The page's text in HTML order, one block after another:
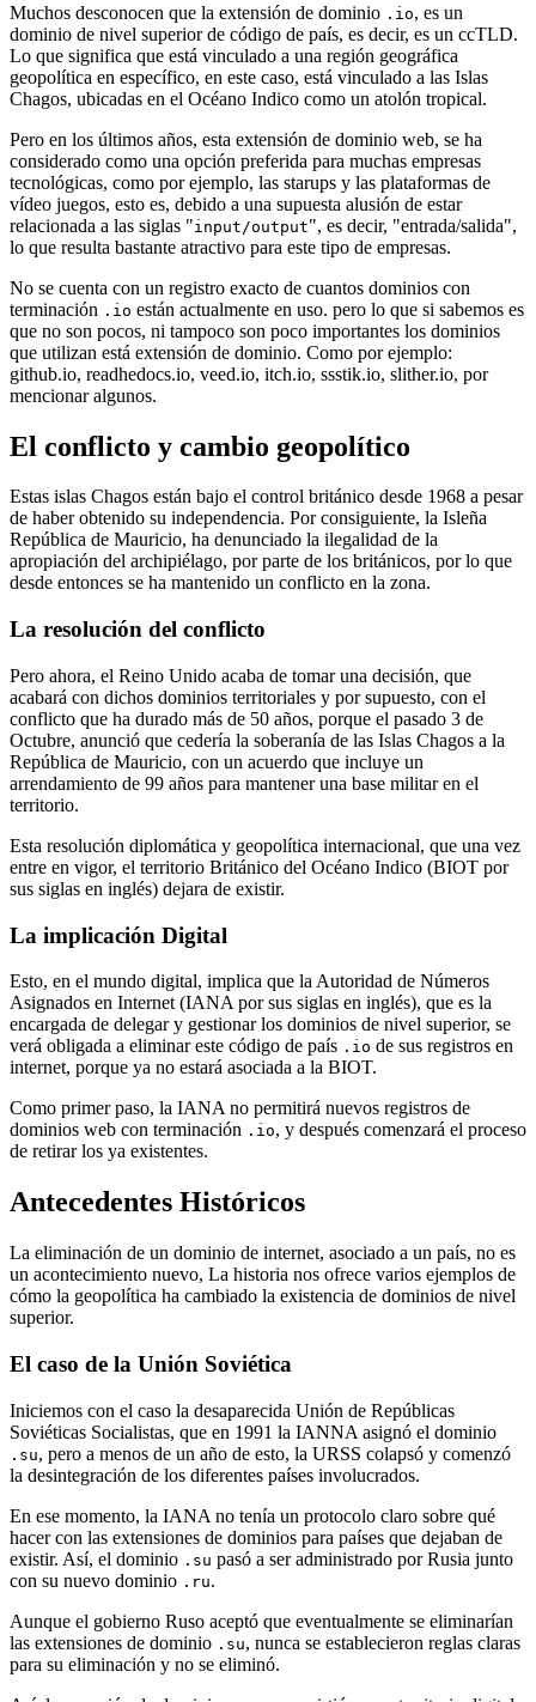
Muchos desconocen que la extensión de dominio .io, es un
dominio de nivel superior de código de país, es decir, es un ccTLD.
Lo que significa que está vinculado a una región geográfica
geopolítica en específico, en este caso, está vinculado a las Islas
Chagos, ubicadas en el Océano Indico como un atolón tropical.
Pero en los últimos años, esta extensión de dominio web, se ha
considerado como una opción preferida para muchas empresas
tecnológicas, como por ejemplo, las starups y las plataformas de
vídeo juegos, esto es, debido a una supuesta alusión de estar
relacionada a las siglas "input/output", es decir, "entrada/salida",
lo que resulta bastante atractivo para este tipo de empresas.
No se cuenta con un registro exacto de cuantos dominios con
terminación .io están actualmente en uso. pero lo que si sabemos es
que no son pocos, ni tampoco son poco importantes los dominios
que utilizan está extensión de dominio. Como por ejemplo:
github.io, readhedocs.io, veed.io, itch.io, ssstik.io, slither.io, por
mencionar algunos.
El conflicto y cambio geopolítico
Estas islas Chagos están bajo el control británico desde 1968 a pesar
de haber obtenido su independencia. Por consiguiente, la Isleña
República de Mauricio, ha denunciado la ilegalidad de la
apropiación del archipiélago, por parte de los británicos, por lo que
desde entonces se ha mantenido un conflicto en la zona.
La resolución del conflicto
Pero ahora, el Reino Unido acaba de tomar una decisión, que
acabará con dichos dominios territoriales y por supuesto, con el
conflicto que ha durado más de 50 años, porque el pasado 3 de
Octubre, anunció que cedería la soberanía de las Islas Chagos a la
República de Mauricio, con un acuerdo que incluye un
arrendamiento de 99 años para mantener una base militar en el
territorio.
Esta resolución diplomática y geopolítica internacional, que una vez
entre en vigor, el territorio Británico del Océano Indico (BIOT por
sus siglas en inglés) dejara de existir.
La implicación Digital
Esto, en el mundo digital, implica que la Autoridad de Números
Asignados en Internet (IANA por sus siglas en inglés), que es la
encargada de delegar y gestionar los dominios de nivel superior, se
verá obligada a eliminar este código de país .io de sus registros en
internet, porque ya no estará asociada a la BIOT.
Como primer paso, la IANA no permitirá nuevos registros de
dominios web con terminación .io, y después comenzará el proceso
de retirar los ya existentes.
Antecedentes Históricos
La eliminación de un dominio de internet, asociado a un país, no es
un acontecimiento nuevo, La historia nos ofrece varios ejemplos de
cómo la geopolítica ha cambiado la existencia de dominios de nivel
superior.
El caso de la Unión Soviética
Iniciemos con el caso la desaparecida Unión de Repúblicas
Soviéticas Socialistas, que en 1991 la IANNA asignó el dominio
.su, pero a menos de un año de esto, la URSS colapsó y comenzó
la desintegración de los diferentes países involucrados.
En ese momento, la IANA no tenía un protocolo claro sobre qué
hacer con las extensiones de dominios para países que dejaban de
existir. Así, el dominio .su pasó a ser administrado por Rusia junto
con su nuevo dominio .ru.
Aunque el gobierno Ruso aceptó que eventualmente se eliminarían
las extensiones de dominio .su, nunca se establecieron reglas claras
para su eliminación y no se eliminó.